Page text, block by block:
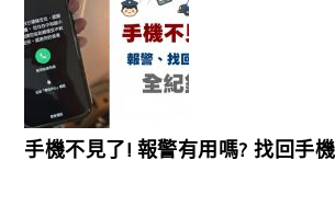
手機不見了! 報警有用嗎? 找回手